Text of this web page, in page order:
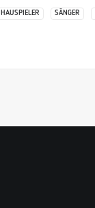
SÄNGER